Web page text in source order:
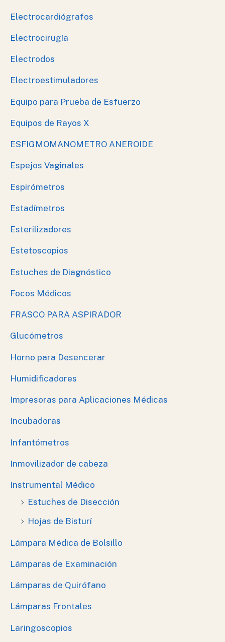
Electrocardiógrafos
Electrocirugía
Electrodos
Electroestimuladores
Equipo para Prueba de Esfuerzo
Equipos de Rayos X
ESFIGMOMANOMETRO ANEROIDE
Espejos Vaginales
Espirómetros
Estadímetros
Esterilizadores
Estetoscopios
Estuches de Diagnóstico
Focos Médicos
FRASCO PARA ASPIRADOR
Glucómetros
Horno para Desencerar
Humidificadores
Impresoras para Aplicaciones Médicas
Incubadoras
Infantómetros
Inmovilizador de cabeza
Instrumental Médico
Estuches de Disección
Hojas de Bisturí
Lámpara Médica de Bolsillo
Lámparas de Examinación
Lámparas de Quirófano
Lámparas Frontales
Laringoscopios